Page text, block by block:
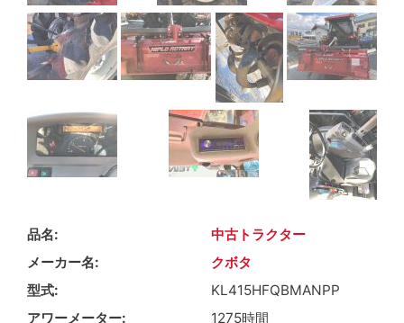
品名
中古トラクター
メーカー名
クボタ
型式
KL415HFQBMANPP
アワーメーター
1275時間